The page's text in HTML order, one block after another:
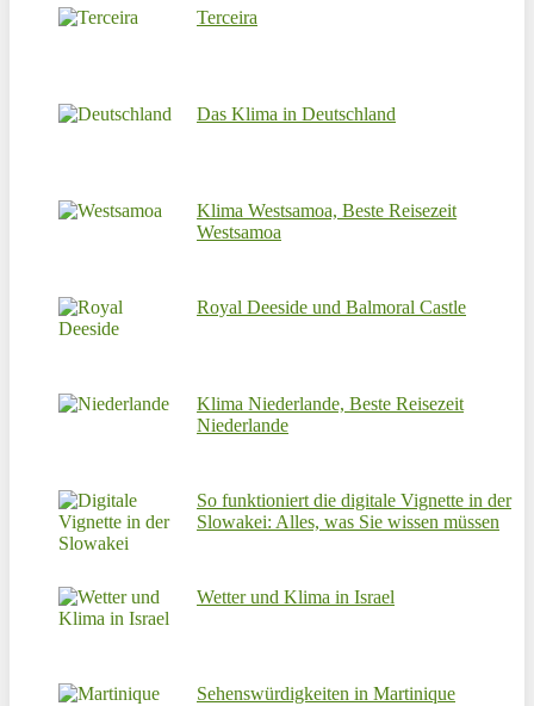
Terceira
Das Klima in Deutschland
Klima Westsamoa, Beste Reisezeit
Westsamoa
Royal Deeside und Balmoral Castle
Klima Niederlande, Beste Reisezeit
Niederlande
So funktioniert die digitale Vignette in der
Slowakei: Alles, was Sie wissen müssen
Wetter und Klima in Israel
Sehenswürdigkeiten in Martinique